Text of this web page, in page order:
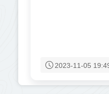
2023-11-05